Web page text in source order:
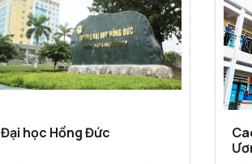
Đại học Hồng Đức